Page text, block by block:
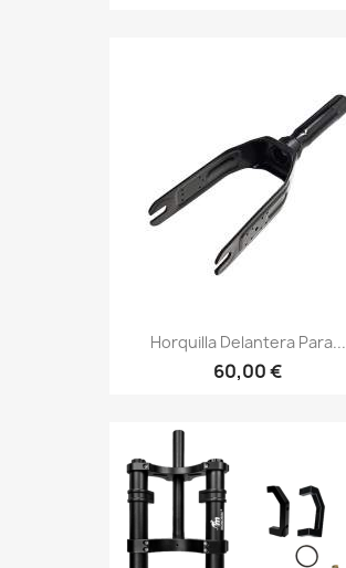
Horquilla Delantera Para...
60,00 €